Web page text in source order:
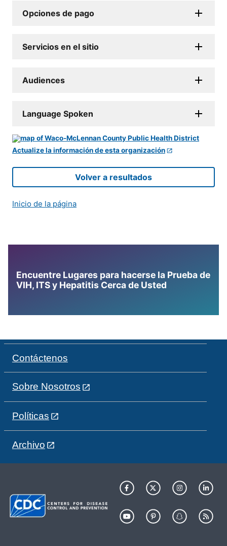
Opciones de pago
Servicios en el sitio
Audiences
Language Spoken
Actualize la información de esta organización
Volver a resultados
Inicio de la página
Encuentre Lugares para hacerse la Prueba de
VIH, ITS y Hepatitis Cerca de Usted
Contáctenos
Sobre Nosotros
Políticas
Archivo